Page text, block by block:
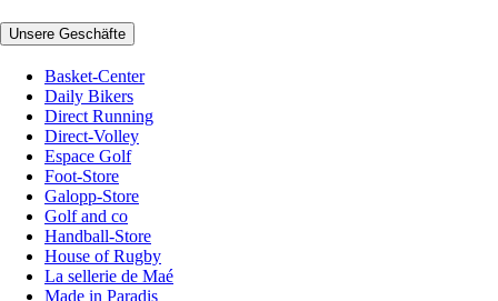
Unsere Geschäfte
Basket-Center
Daily Bikers
Direct Running
Direct-Volley
Espace Golf
Foot-Store
Galopp-Store
Golf and co
Handball-Store
House of Rugby
La sellerie de Maé
Made in Paradis